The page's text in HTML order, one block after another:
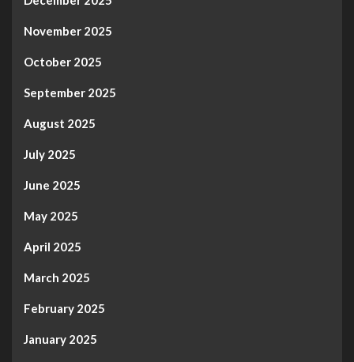
November 2025
October 2025
September 2025
August 2025
July 2025
June 2025
May 2025
April 2025
March 2025
February 2025
January 2025